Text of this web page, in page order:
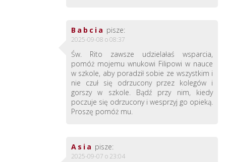
Babcia pisze:
2025-09-08 o 08:37
Św. Rito zawsze udzielałaś wsparcia,
pomóż mojemu wnukowi Filipowi w nauce
w szkole, aby poradził sobie ze wszystkim i
nie czuł się odrzucony przez kolegów i
gorszy w szkole. Bądź przy nim, kiedy
poczuje się odrzucony i wesprzyj go opieką.
Proszę pomóż mu.
Asia pisze:
2025-09-07 o 23:04